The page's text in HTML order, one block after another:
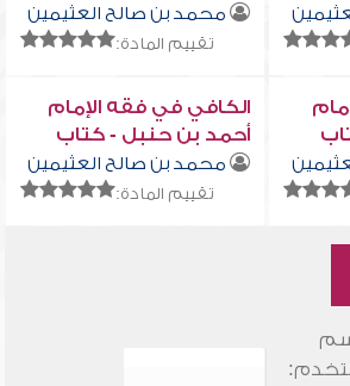
البيوع (17)
محمد بن صالح العثيمين
تقييم المادة:
الكافي في فقه الإمام
أحمد بن حنبل - كتاب
البيوع (19)
محمد بن صالح العثيمين
تقييم المادة: